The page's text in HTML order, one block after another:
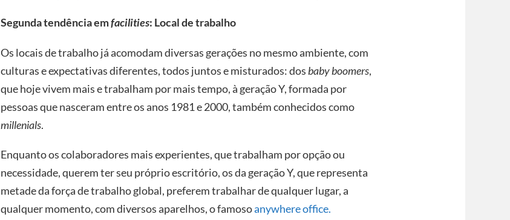
Segunda tendência emfacilities: Local de trabalho
Os locais de trabalho já acomodam diversas gerações no mesmo ambiente, com
culturas e expectativas diferentes, todos juntos e misturados: dos baby boomers,
que hoje vivem mais e trabalham por mais tempo, à geração Y, formada por
pessoas que nasceram entre os anos 1981 e 2000, também conhecidos como
millenials.
Enquanto os colaboradores mais experientes, que trabalham por opção ou
necessidade, querem ter seu próprio escritório, os da geração Y, que representa
metade da força de trabalho global, preferem trabalhar de qualquer lugar, a
qualquer momento, com diversos aparelhos, o famosoanywhere office.